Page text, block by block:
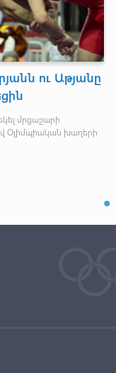
ՇՈՒՐՋ
հեռավոր կղզիների